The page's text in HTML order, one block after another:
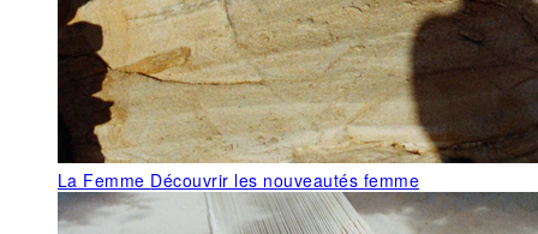
La Femme Découvrir les nouveautés femme